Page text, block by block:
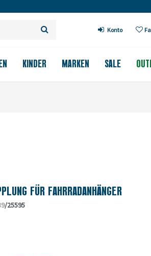
Konto
KINDER MARKEN SALE
FÜR FAHRRADANHÄNGER
/25595